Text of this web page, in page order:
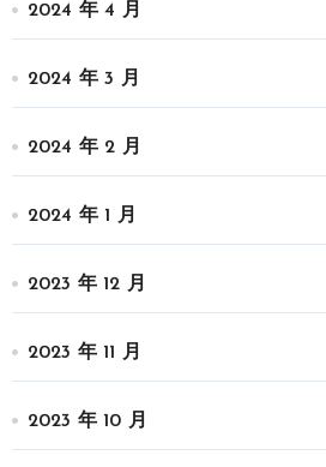
2024 年 4 月
2024 年 3 月
2024 年 2 月
2024 年 1 月
2023 年 12 月
2023 年 11 月
2023 年 10 月